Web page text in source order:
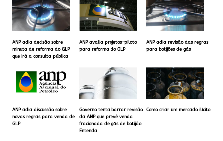
ANP adia decisão sobre
minuta de reforma do GLP
que irá a consulta pública
ANP avalia projetos-piloto
para reforma do GLP
ANP adia revisão das regras
para botijões de gás
ANP adia discussão sobre
novas regras para venda de
GLP
Governo tenta barrar revisão
da ANP que prevê venda
fracionada de gás de botijão.
Entenda
Como criar um mercado ilícito